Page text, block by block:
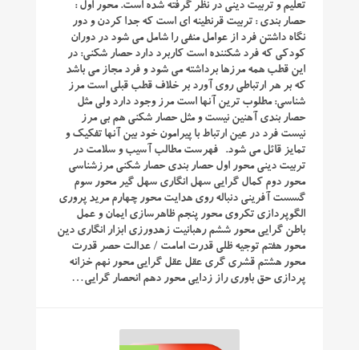
تعلیم و تربیت دینی در نظر گرفته شده است. محور اول :
حصار بندی : تربیت قرنطینه ای است که جدا کردن و دور
نگاه داشتن فرد از عوامل منفی را شامل می شود در دوران
کودکی که فرد شکننده است کاربرد دارد حصار شکنی: در
این قطب همه مرزها برداشته می شود و فرد مجاز می باشد
که بر هر ارتباطی روی آورد بر خلاف قطب قبلی است مرز
شناسی: مطلوب ترین آنها است مرز وجود دارد ولی مثل
حصار بندی آهنین نیست و مثل حصار شکنی هم بی مرز
نیست فرد در عین ارتباط با پیرامون خود بین آنها تفکیک و
تمایز قائل می شود. فهرست مطالب آسیب و سلامت در
تربیت دینی محور اول حصار بندی حصار شکنی مرزشناسی
محور دوم کمال گرایی سهل انگاری سهل گیر محور سوم
گسست آفرینی دنباله روی هدایت محور چهارم مرید پروری
الگوپردازی تکروی محور پنجم ظاهرسازی ایمان و عمل
باطن گرایی محور ششم رهبانیت زهدورزی ابزار انگاری دین
محور هفتم توجیه ظلی قدرت امامت / عدالت حصر قدرت
محور هشتم قشری گری عقل عقل گرایی محور نهم خزانه
پردازی حق باوری راز زدایی محور دهم انحصار گرایی…